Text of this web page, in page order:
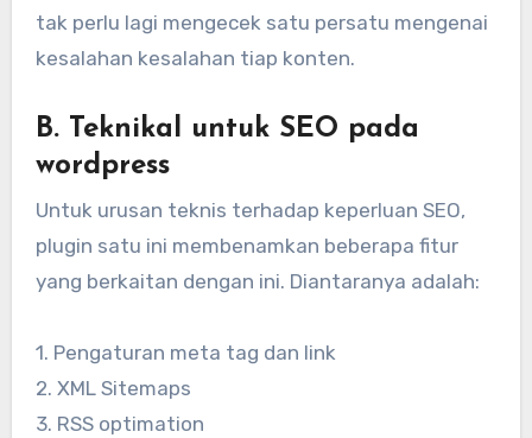
tak perlu lagi mengecek satu persatu mengenai
kesalahan kesalahan tiap konten.
B. Teknikal untuk SEO pada
wordpress
Untuk urusan teknis terhadap keperluan SEO,
plugin satu ini membenamkan beberapa fitur
yang berkaitan dengan ini. Diantaranya adalah:
1. Pengaturan meta tag dan link
2. XML Sitemaps
3. RSS optimation